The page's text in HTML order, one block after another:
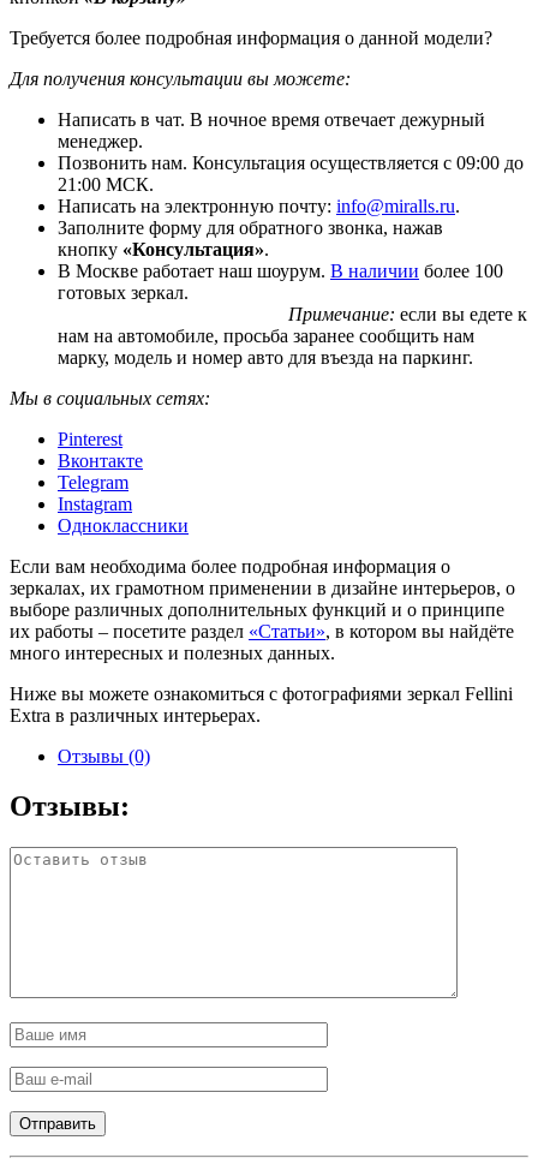
Требуется более подробная информация о данной модели?
Для получения консультации вы можете:
Написать в чат. В ночное время отвечает дежурный
менеджер.
Позвонить нам. Консультация осуществляется с 09:00 до
21:00 МСК.
Написать на электронную почту: info@miralls.ru.
Заполните форму для обратного звонка, нажав
кнопку «Консультация».
В Москве работает наш шоурум. В наличии более 100
готовых зеркал.
Примечание: если вы едете к
нам на автомобиле, просьба заранее сообщить нам
марку, модель и номер авто для въезда на паркинг.
Мы в социальных сетях:
Pinterest
Вконтакте
Telegram
Instagram
Одноклассники
Если вам необходима более подробная информация о
зеркалах, их грамотном применении в дизайне интерьеров, о
выборе различных дополнительных функций и о принципе
их работы – посетите раздел «Статьи», в котором вы найдёте
много интересных и полезных данных.
Ниже вы можете ознакомиться с фотографиями зеркал Fellini
Extra в различных интерьерах.
Отзывы (0)
Отзывы: